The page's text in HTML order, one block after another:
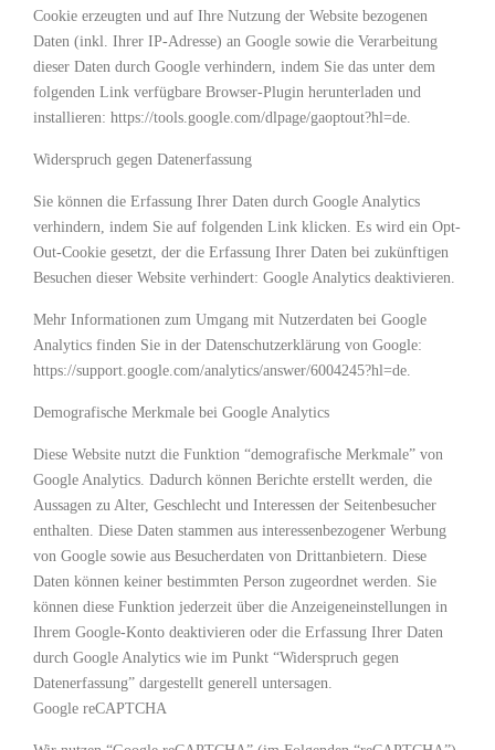
Cookie erzeugten und auf Ihre Nutzung der Website bezogenen
Daten (inkl. Ihrer IP-Adresse) an Google sowie die Verarbeitung
dieser Daten durch Google verhindern, indem Sie das unter dem
folgenden Link verfügbare Browser-Plugin herunterladen und
installieren: https://tools.google.com/dlpage/gaoptout?hl=de.
Widerspruch gegen Datenerfassung
Sie können die Erfassung Ihrer Daten durch Google Analytics
verhindern, indem Sie auf folgenden Link klicken. Es wird ein Opt-
Out-Cookie gesetzt, der die Erfassung Ihrer Daten bei zukünftigen
Besuchen dieser Website verhindert: Google Analytics deaktivieren.
Mehr Informationen zum Umgang mit Nutzerdaten bei Google
Analytics finden Sie in der Datenschutzerklärung von Google:
https://support.google.com/analytics/answer/6004245?hl=de.
Demografische Merkmale bei Google Analytics
Diese Website nutzt die Funktion “demografische Merkmale” von
Google Analytics. Dadurch können Berichte erstellt werden, die
Aussagen zu Alter, Geschlecht und Interessen der Seitenbesucher
enthalten. Diese Daten stammen aus interessenbezogener Werbung
von Google sowie aus Besucherdaten von Drittanbietern. Diese
Daten können keiner bestimmten Person zugeordnet werden. Sie
können diese Funktion jederzeit über die Anzeigeneinstellungen in
Ihrem Google-Konto deaktivieren oder die Erfassung Ihrer Daten
durch Google Analytics wie im Punkt “Widerspruch gegen
Datenerfassung” dargestellt generell untersagen.
Google reCAPTCHA